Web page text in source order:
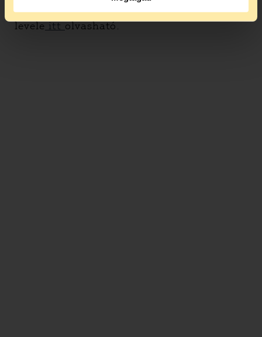
és a köztársasági elnöknek írt
leveleittolvasható.